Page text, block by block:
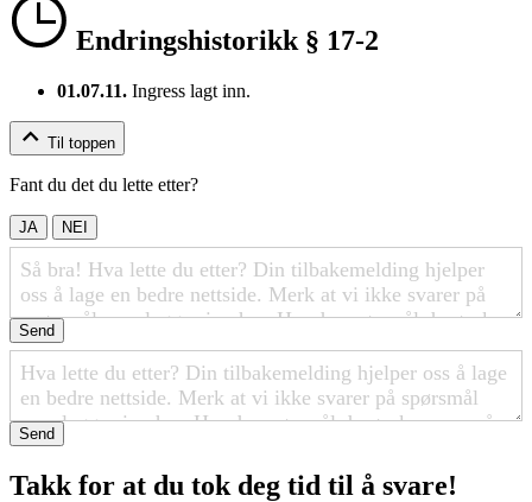
Endringshistorikk § 17-2
01.07.11. Ingress lagt inn.
Til toppen
Fant du det du lette etter?
JA NEI
Send
Send
Takk for at du tok deg tid til å svare!